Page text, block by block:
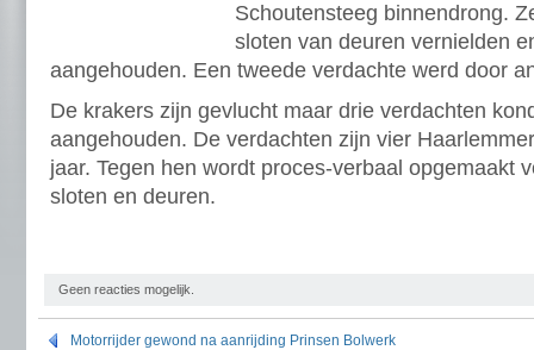
Schoutensteeg binnendrong.
sloten van deuren vernielden
aangehouden. Een tweede verdachte werd door
De krakers zijn gevlucht maar drie verdachten
aangehouden. De verdachten zijn vier
jaar. Tegen hen wordt proces-verbaal opgemaakt
sloten en deuren.
Geen reacties mogelijk.
Motorrijder gewond na aanrijding Prinsen Bolwerk